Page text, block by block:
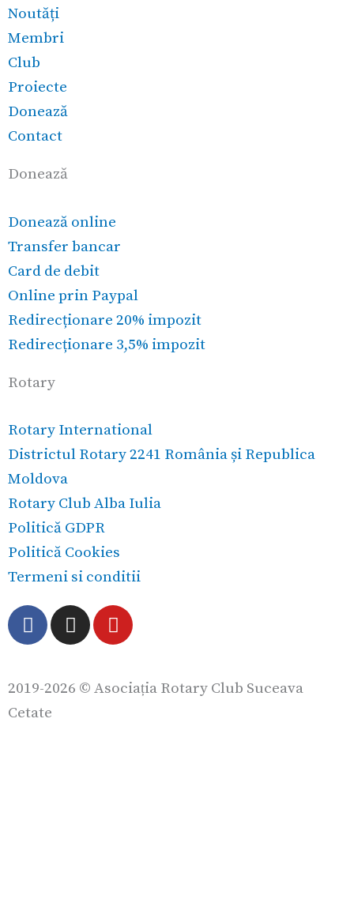
Noutăți
Membri
Club
Proiecte
Donează
Contact
Donează
Donează online
Transfer bancar
Card de debit
Online prin Paypal
Redirecționare 20% impozit
Redirecționare 3,5% impozit
Rotary
Rotary International
Districtul Rotary 2241 România și Republica
Moldova
Rotary Club Alba Iulia
Politică GDPR
Politică Cookies
Termeni si conditii
F
a
b
o
I
n
a
Y
o
u
2019-2026 © Asociația Rotary Club Suceava
Cetate